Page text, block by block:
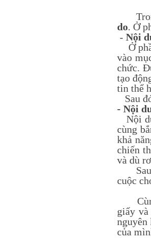
do. Ở
- Nội
Ở
vào
chức.
tạo
tin thể
Sau
- Nội
Nội
cùng
khả
chiến
và dù
Sau
cuộc
Cùng
giấy và
của